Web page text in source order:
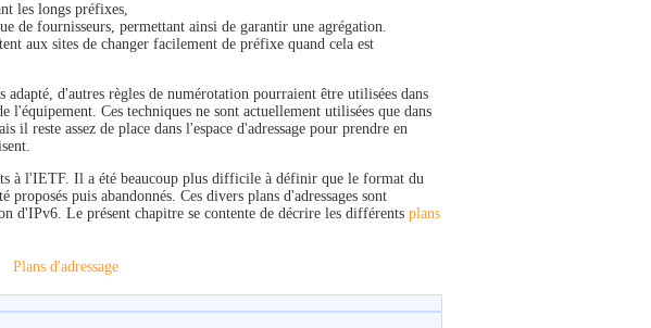
les longs préfixes,
de fournisseurs, permettant ainsi de garantir une agrégation.
aux sites de changer facilement de préfixe quand cela est
d'autres règles de numérotation pourraient être utilisées dans
Ces techniques ne sont actuellement utilisées que dans
il reste assez de place dans l'espace d'adressage pour prendre en
à l'IETF. Il a été beaucoup plus difficile à définir que le format du
puis abandonnés. Ces divers plans d'adressages sont
d'IPv6. Le présent chapitre se contente de décrire les différents plans
Plans d'adressage